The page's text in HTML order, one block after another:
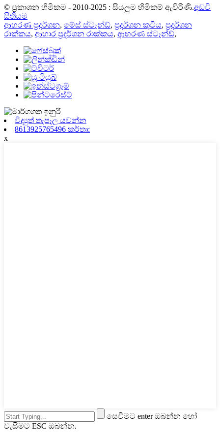
© ප්‍රකාශන හිමිකම - 2010-2025 : සියලුම හිමිකම් ඇවිරිණි.අඩවි
සිතියම
ආභරණ ප්‍රදර්ශන, මේස් ස්ටෑන්ඩ්, ප්‍රදර්ශන කුටිය, ප්‍රදර්ශන
රාක්කය, ආහාර ප්‍රදර්ශන රාක්කය, ආභරණ ස්ටෑන්ඩ්,
විද්‍යුත් තැපෑල යවන්න
8613925765496 කර්තෘ:
x
සෙවීමට enter ඔබන්න හෝ
වැසීමට ESC ඔබන්න.